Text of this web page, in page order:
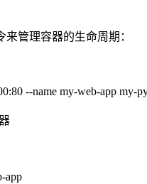
管理容器的生命周期：
--name my-web-app my-
app